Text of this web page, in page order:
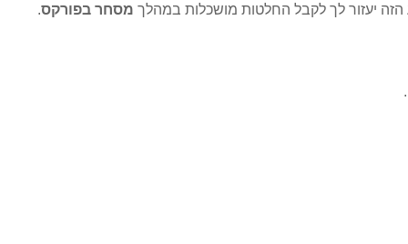
הזה יעזור לך לקבל החלטות מושכלות במהלך מסחר בפורקס.